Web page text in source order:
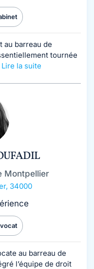
au barreau de
tournée
Lire la suite
Montpellier
34000
au barreau de
l’équipe de droit